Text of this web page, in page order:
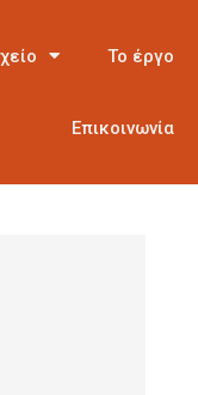
Το έργο
Επικοινωνία